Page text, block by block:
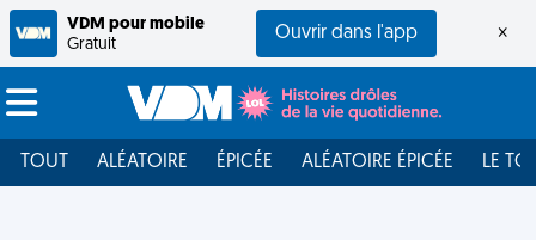
VDM pour mobile
Gratuit
Ouvrir dans l'app ×
TOUT ALÉATOIRE ÉPICÉE ALÉATOIRE ÉPICÉE LE